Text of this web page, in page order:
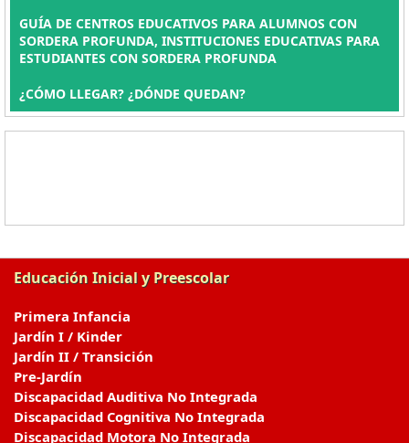
GUÍA DE CENTROS EDUCATIVOS PARA ALUMNOS CON
SORDERA PROFUNDA, INSTITUCIONES EDUCATIVAS PARA
ESTUDIANTES CON SORDERA PROFUNDA
¿CÓMO LLEGAR? ¿DÓNDE QUEDAN?
Educación Inicial y Preescolar
Primera Infancia
Jardín I / Kinder
Jardín II / Transición
Pre-Jardín
Discapacidad Auditiva No Integrada
Discapacidad Cognitiva No Integrada
Discapacidad Motora No Integrada